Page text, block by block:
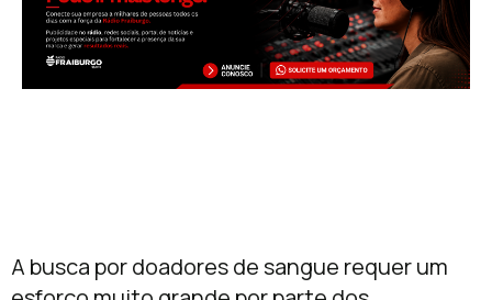
A busca por doadores de sangue requer um